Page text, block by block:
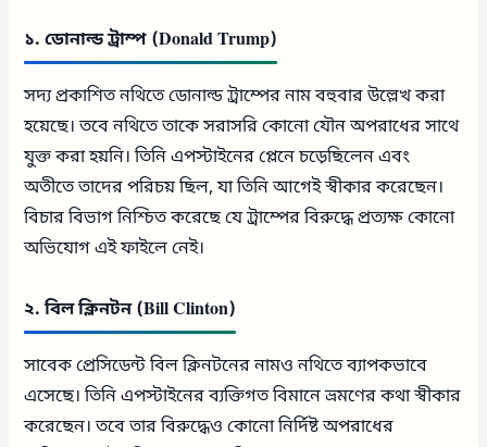
১. ডোনাল্ড ট্রাম্প (Donald Trump)
সদ্য প্রকাশিত নথিতে ডোনাল্ড ট্রাম্পের নাম বহুবার উল্লেখ করা
হয়েছে। তবে নথিতে তাকে সরাসরি কোনো যৌন অপরাধের সাথে
যুক্ত করা হয়নি। তিনি এপস্টাইনের প্লেনে চড়েছিলেন এবং
অতীতে তাদের পরিচয় ছিল, যা তিনি আগেই স্বীকার করেছেন।
বিচার বিভাগ নিশ্চিত করেছে যে ট্রাম্পের বিরুদ্ধে প্রত্যক্ষ কোনো
অভিযোগ এই ফাইলে নেই।
২. বিল ক্লিনটন (Bill Clinton)
সাবেক প্রেসিডেন্ট বিল ক্লিনটনের নামও নথিতে ব্যাপকভাবে
এসেছে। তিনি এপস্টাইনের ব্যক্তিগত বিমানে ভ্রমণের কথা স্বীকার
করেছেন। তবে তার বিরুদ্ধেও কোনো নির্দিষ্ট অপরাধের